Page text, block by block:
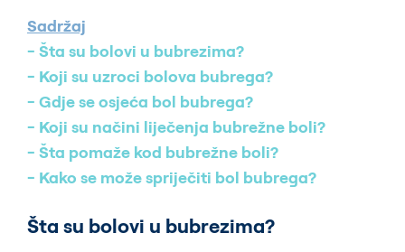
Sadržaj
Šta su bolovi u bubrezima?
Koji su uzroci bolova bubrega?
Gdje se osjeća bol bubrega?
Koji su načini liječenja bubrežne boli?
Šta pomaže kod bubrežne boli?
Kako se može spriječiti bol bubrega?
Šta su bolovi u bubrezima?